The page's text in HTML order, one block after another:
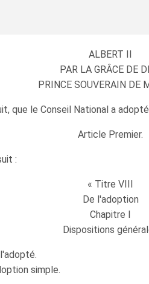
ALBERT II
PAR LA GRÂCE DE
PRINCE SOUVERAIN DE
que le Conseil National a
Article Premier.
:
« Titre VIII
De l'adoption
Chapitre I
Dispositions
simple.